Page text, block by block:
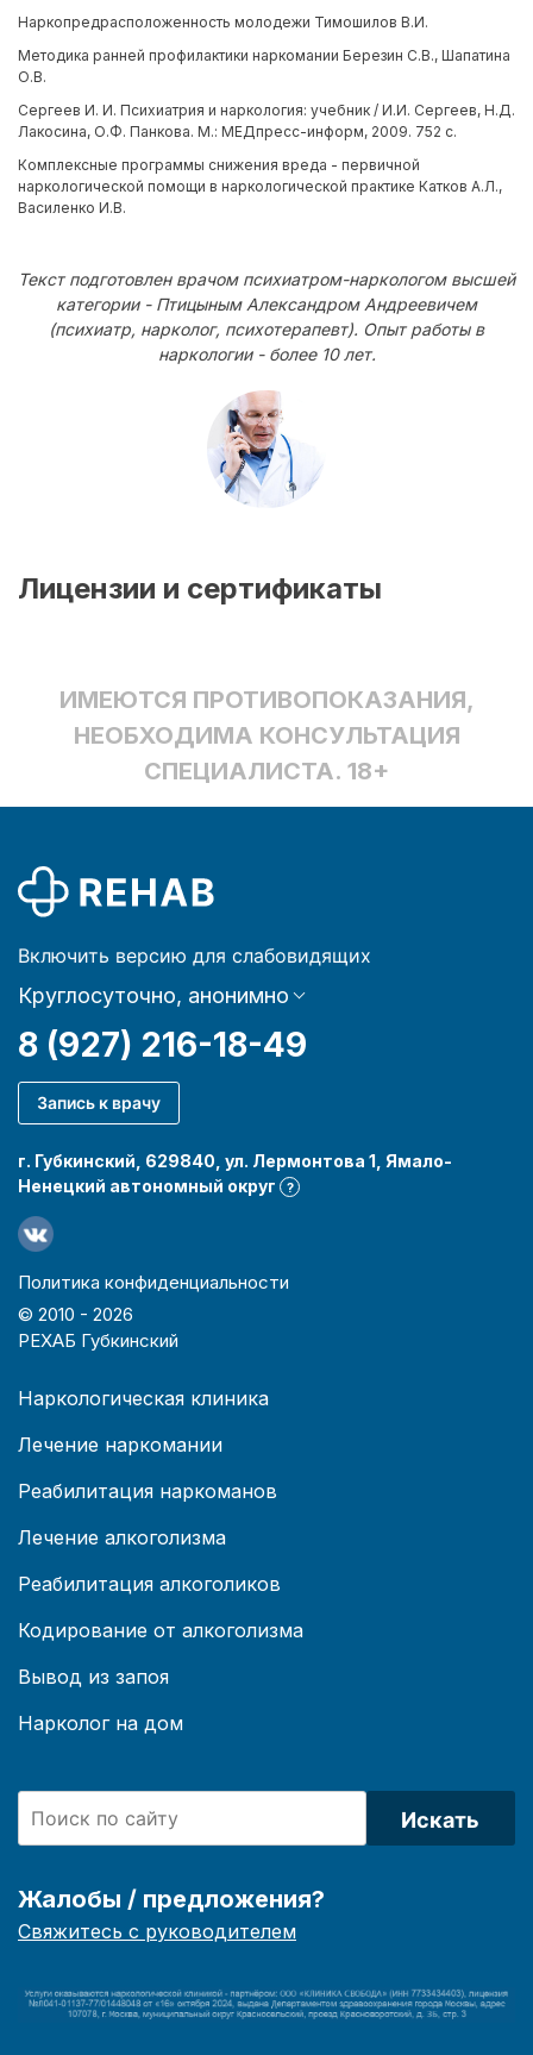
Наркопредрасположенность молодежи Тимошилов В.И.
Методика ранней профилактики наркомании Березин С.В., Шапатина
О.В.
Сергеев И. И. Психиатрия и наркология: учебник / И.И. Сергеев, Н.Д.
Лакосина, О.Ф. Панкова. М.: МЕДпресс-информ, 2009. 752 с.
Комплексные программы снижения вреда - первичной
наркологической помощи в наркологической практике Катков А.Л.,
Василенко И.В.
Текст подготовлен врачом психиатром-наркологом высшей
категории - Птицыным Александром Андреевичем
(психиатр, нарколог, психотерапевт). Опыт работы в
наркологии - более 10 лет.
Лицензии и сертификаты
ИМЕЮТСЯ ПРОТИВОПОКАЗАНИЯ,
НЕОБХОДИМА КОНСУЛЬТАЦИЯ
СПЕЦИАЛИСТА. 18+
Включить версию для слабовидящих
Круглосуточно, анонимно
8 (927) 216-18-49
Запись к врачу
г. Губкинский, 629840, ул. Лермонтова 1, Ямало-
Ненецкий автономный округ
?
Политика конфиденциальности
© 2010 - 2026
РЕХАБ Губкинский
Наркологическая клиника
Лечение наркомании
Реабилитация наркоманов
Лечение алкоголизма
Реабилитация алкоголиков
Кодирование от алкоголизма
Вывод из запоя
Нарколог на дом
Искать
Жалобы / предложения?
Свяжитесь с руководителем